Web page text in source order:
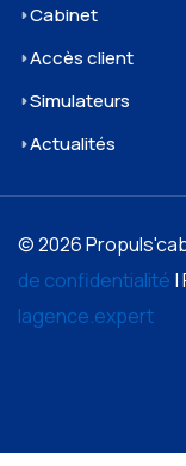
Cabinet
Accès client
Simulateurs
Actualités
© 2026
de confidentialité |
lagence.expert